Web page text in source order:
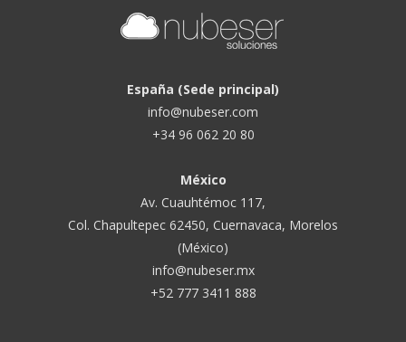
España (Sede principal)
info@nubeser.com
+34 96 062 20 80
México
Av. Cuauhtémoc 117,
Col. Chapultepec 62450, Cuernavaca, Morelos
(México)
info@nubeser.mx
+52 777 3411 888